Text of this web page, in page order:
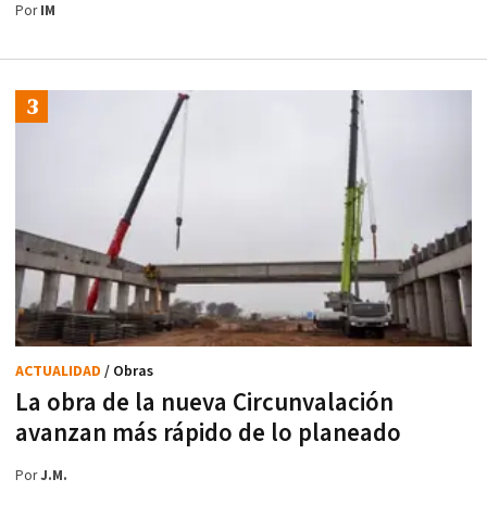
PorIM
La obra de la nueva Circunvalación
avanzan más rápido de lo planeado
ACTUALIDAD / Obras
PorJ.M.